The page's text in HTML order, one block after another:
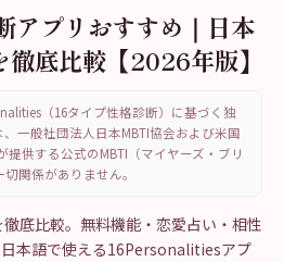
アプリおすすめ｜日本
底比較【2026年版】
（16タイプ性格診断）に基づく独
一般社団法人日本MBTI協会および米国
提供する公式のMBTI（マイヤーズ・ブリ
関係がありません。
底比較。無料機能・恋愛占い・相性
本語で使える16Personalitiesアプ